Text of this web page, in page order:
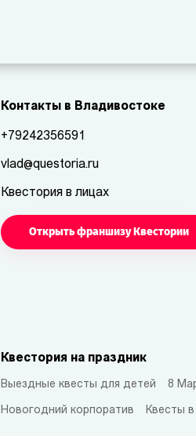
Контакты в Владивостоке
+79242356591
vlad@questoria.ru
Квестория в лицах
Открыть франшизу Квестории
Квестория на праздник
Выездные квесты для детей 8
Новогодний корпоратив Квесты